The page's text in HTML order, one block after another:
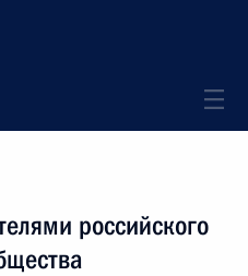
российского